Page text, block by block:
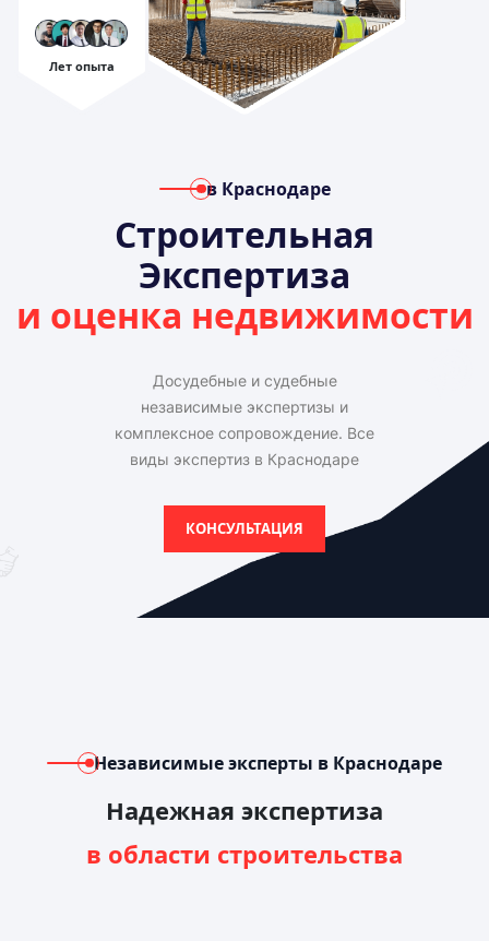
в Краснодаре
Строительная
Экспертиза
и оценка недвижимости
Досудебные и судебные
независимые экспертизы и
комплексное сопровождение. Все
виды экспертиз в Краснодаре
КОНСУЛЬТАЦИЯ
Лет опыта
Независимые эксперты в Краснодаре
Надежная экспертиза
в области строительства